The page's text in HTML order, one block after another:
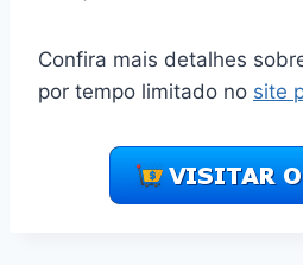
Confira mais detalhes
por tempo limitado no site